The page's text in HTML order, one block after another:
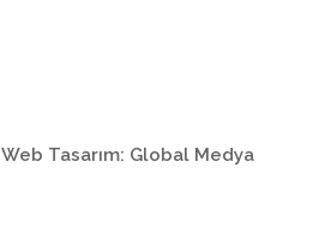
Web Tasarım: Global Medya